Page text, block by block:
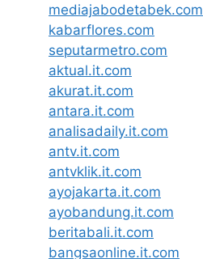
mediajabodetabek.com
kabarflores.com
seputarmetro.com
aktual.it.com
akurat.it.com
antara.it.com
analisadaily.it.com
antv.it.com
antvklik.it.com
ayojakarta.it.com
ayobandung.it.com
beritabali.it.com
bangsaonline.it.com